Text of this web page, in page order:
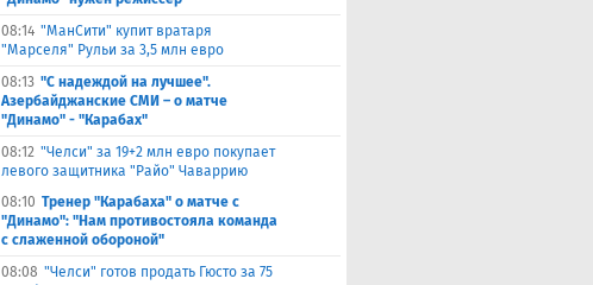
08:14 "МанСити" купит вратаря
"Марселя" Рульи за 3,5 млн евро
08:13 "С надеждой на лучшее".
Азербайджанские СМИ – о матче
"Динамо" - "Карабах"
08:12 "Челси" за 19+2 млн евро покупает
левого защитника "Райо" Чаваррию
08:10 Тренер "Карабаха" о матче с
"Динамо": "Нам противостояла команда
с слаженной обороной"
08:08 "Челси" готов продать Гюсто за 75